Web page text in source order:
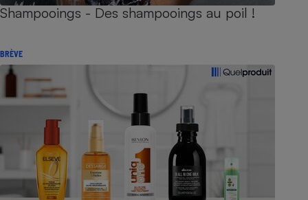
Shampooings - Des shampooings au poil !
BRÈVE